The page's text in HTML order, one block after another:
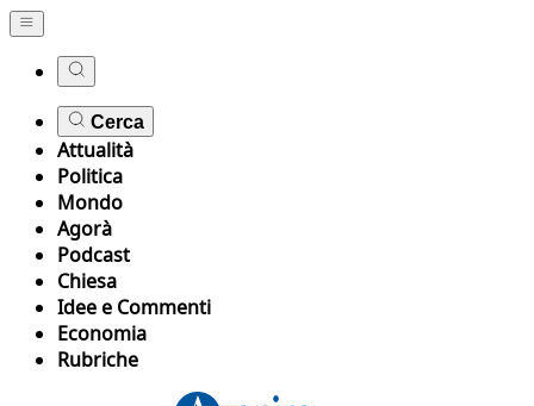
Cerca
Attualità
Politica
Mondo
Agorà
Podcast
Chiesa
Idee e Commenti
Economia
Rubriche